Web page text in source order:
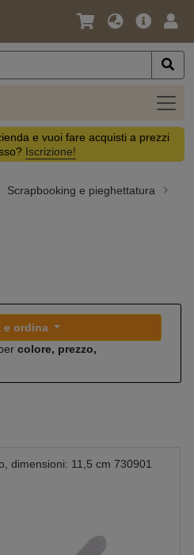
Lingua
Valuta
Offerta
e vuoi fare acquisti a prezzi
Iscrizione!
Scrapbooking e pieghettatura
e ordina
colore, prezzo,
dimensioni: 11,5 cm 730901